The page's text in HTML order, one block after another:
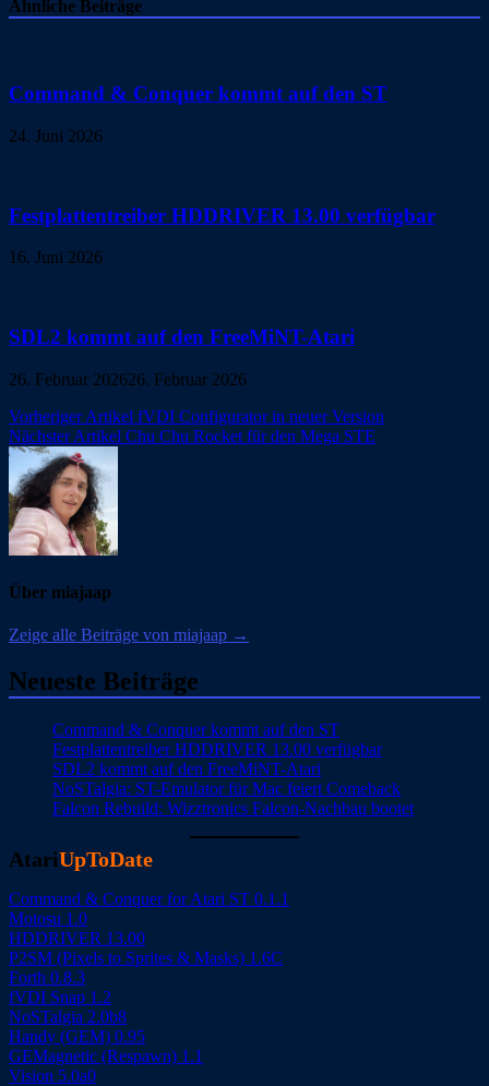
Ähnliche Beiträge
Command & Conquer kommt auf den ST
24. Juni 2026
Festplattentreiber HDDRIVER 13.00 verfügbar
16. Juni 2026
SDL2 kommt auf den FreeMiNT-Atari
26. Februar 202626. Februar 2026
Beitragsnavigation
Vorheriger Artikel fVDI Configurator in neuer Version
Nächster Artikel Chu Chu Rocket für den Mega STE
Über miajaap
Zeige alle Beiträge von miajaap →
Neueste Beiträge
Command & Conquer kommt auf den ST
Festplattentreiber HDDRIVER 13.00 verfügbar
SDL2 kommt auf den FreeMiNT-Atari
NoSTalgia: ST-Emulator für Mac feiert Comeback
Falcon Rebuild: Wizztronics Falcon-Nachbau bootet
AtariUpToDate
Command & Conquer for Atari ST 0.1.1
Motosu 1.0
HDDRIVER 13.00
P2SM (Pixels to Sprites & Masks) 1.6C
Forth 0.8.3
fVDI Snap 1.2
NoSTalgia 2.0b8
Handy (GEM) 0.95
GEMagnetic (Respawn) 1.1
Vision 5.0a0